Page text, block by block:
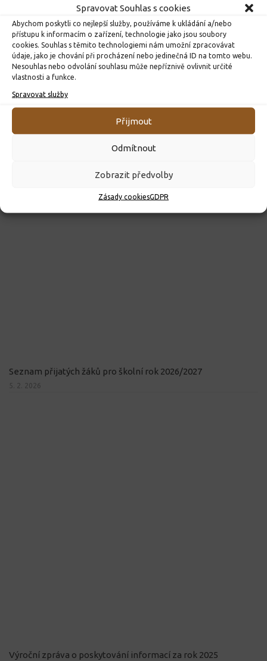
Spravovat Souhlas s cookies
Abychom poskytli co nejlepší služby, používáme k ukládání a/nebo
přístupu k informacím o zařízení, technologie jako jsou soubory
cookies. Souhlas s těmito technologiemi nám umožní zpracovávat
údaje, jako je chování při procházení nebo jedinečná ID na tomto webu.
Nesouhlas nebo odvolání souhlasu může nepříznivě ovlivnit určité
vlastnosti a funkce.
Spravovat služby
Přijmout
Odmítnout
Zobrazit předvolby
Zásady cookiesGDPR
ROZHODNUTÍ O PŘIJETÍ K PŘEDŠKOLNÍMU VZDĚLÁVÁNÍ
Seznam přijatých žáků pro školní rok 2026/2027
5. 2. 2026
Výroční zpráva o poskytování informací za rok 2025